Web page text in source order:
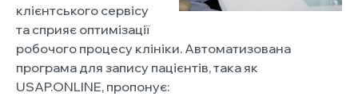
клієнтського сервісу
та сприяє оптимізації
робочого процесу клініки. Автоматизована
програма для запису пацієнтів, така як
USAP.ONLINE, пропонує: